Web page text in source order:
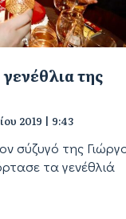
της
2019 | 9:43
σύζυγό της
τα γενέθλιά